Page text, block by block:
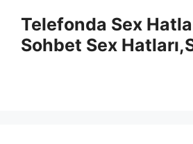
Telefonda Sex
Sohbet Sex